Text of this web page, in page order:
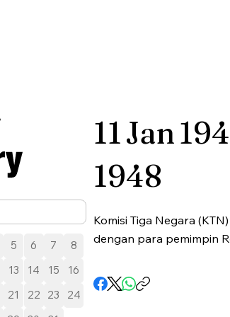
5 6 7
8
13 14 15
16
21 22 23
24
11Jan
1948
Komisi Tiga Negara
dengan para pemimpin